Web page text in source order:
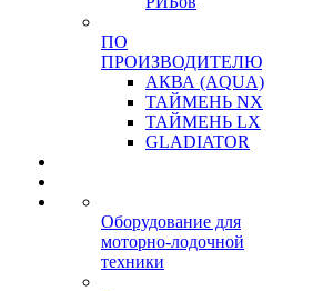
ПО
ПРОИЗВОДИТЕЛЮ
АКВА (AQUA)
ТАЙМЕНЬ NX
ТАЙМЕНЬ LX
GLADIATOR
Оборудование для
моторно-лодочной
техники